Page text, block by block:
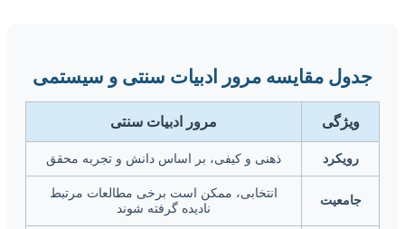
جدول مقایسه مرور ادبیات سنتی و سیستمی
ویژگی مرور ادبیات سنتی
رویکرد ذهنی و کیفی، بر اساس دانش و تجربه محقق
جامعیت
انتخابی، ممکن است برخی مطالعات مرتبط
نادیده گرفته شوند